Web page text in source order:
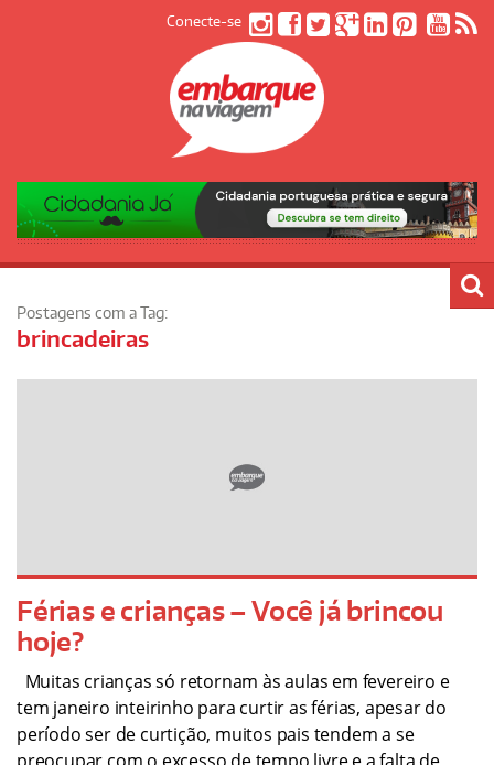
Conecte-se
Postagens com a Tag:
brincadeiras
Férias e crianças – Você já brincou
hoje?
Muitas crianças só retornam às aulas em fevereiro e
tem janeiro inteirinho para curtir as férias, apesar do
período ser de curtição, muitos pais tendem a se